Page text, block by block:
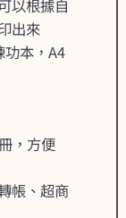
以根據自
出來
功本，A4
，方便
帳、超商